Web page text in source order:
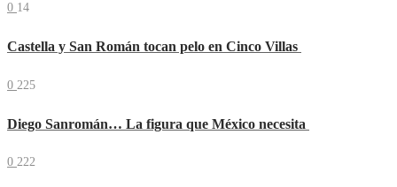
0 14
Castella y San Román tocan pelo en Cinco Villas
0 225
Diego Sanromán… La figura que México necesita
0 222